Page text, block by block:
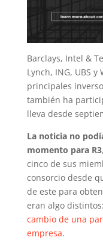
Barclays, Intel &
Lynch, ING, UBS
principales
también ha
lleva desde
La noticia no
momento para R3
cinco de sus
consorcio desde
de este para
eran algo distintos:
cambio de una
empresa.